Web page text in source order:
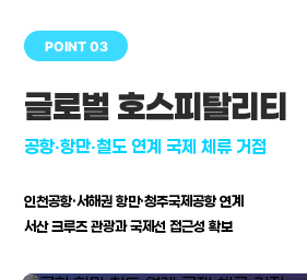
POINT 03
글로벌 호스피탈리티
공항·항만·철도 연계 국제 체류 거점
인천공항·서해권 항만·청주국제공항 연계
서산 크루즈 관광과 국제선 접근성 확보